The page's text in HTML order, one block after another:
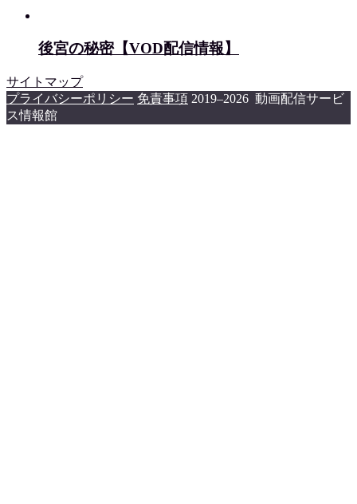
後宮の秘密【VOD配信情報】
サイトマップ
プライバシーポリシー 免責事項 2019–2026 動画配信サービ
ス情報館